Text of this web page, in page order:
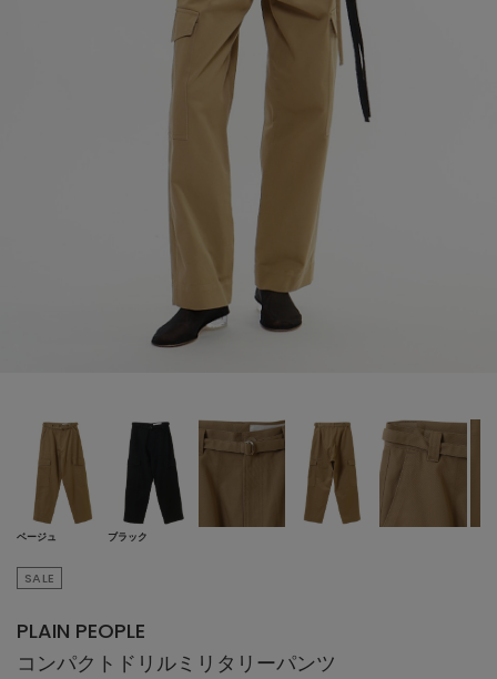
ベージュ ブラック
SALE
PLAIN PEOPLE
コンパクトドリルミリタリーパンツ